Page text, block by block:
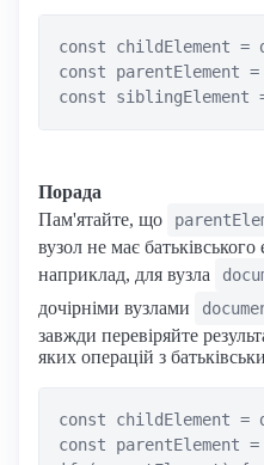
const childElement =
const parentElement
Порада
Пам'ятайте, що
вузол не має
наприклад, для вузла
дочірніми вузлами
завжди перевіряйте
яких операцій з
const childElement =
const parentElement